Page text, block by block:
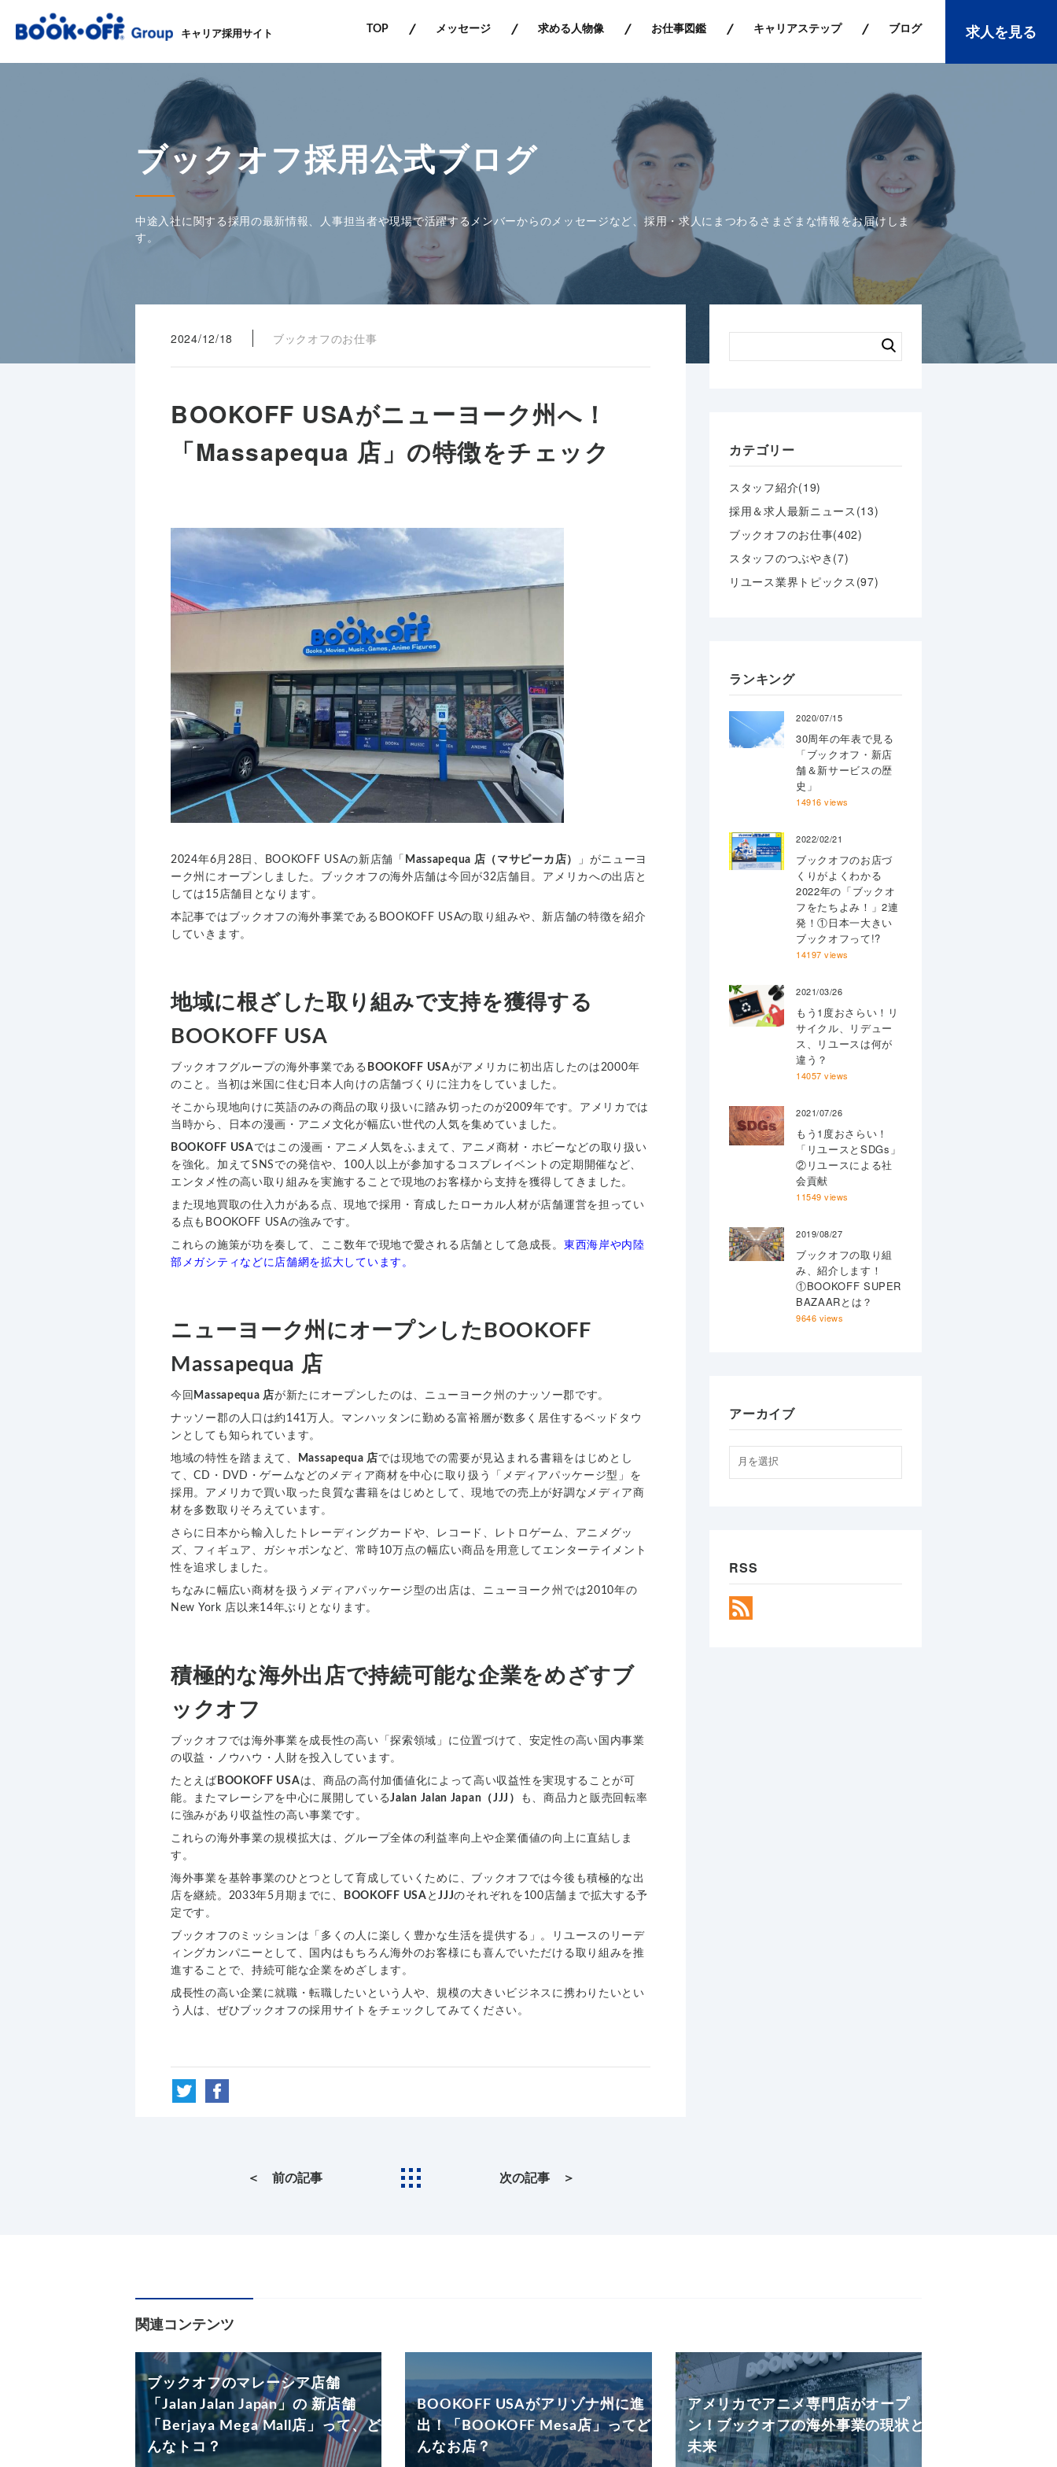
キャリア採用サイト TOP メッセージ 求める人物像 お仕事図鑑 キャリアステップ ブログ 求人を見る
ブックオフ採用公式ブログ
中途入社に関する採用の最新情報、人事担当者や現場で活躍するメンバーからのメッセージなど、採用・求人にまつわるさまざまな情報をお届けしま
す。
2024/12/18 ブックオフのお仕事
BOOKOFF USAがニューヨーク州へ！
「Massapequa 店」の特徴をチェック
2024年6月28日、BOOKOFF USAの新店舗「 Massapequa 店（マサピーカ店）
」がニューヨ
ーク州にオープンしました。ブックオフの海外店舗は今回が32店舗目。アメリカへの出店と
しては15店舗目となります。
本記事ではブックオフの海外事業であるBOOKOFF USAの取り組みや、新店舗の特徴を紹介
していきます。
地域に根ざした取り組みで支持を獲得する
BOOKOFF USA
ブックオフグループの海外事業である BOOKOFF USAがアメリカに初出店したのは2000年
のこと。当初は米国に住む日本人向けの店舗づくりに注力をしていました。
そこから現地向けに英語のみの商品の取り扱いに踏み切ったのが2009年です。アメリカでは
当時から、日本の漫画・アニメ文化が幅広い世代の人気を集めていました。
BOOKOFF USAではこの漫画・アニメ人気をふまえて、アニメ商材・ホビーなどの取り扱い
を強化。加えてSNSでの発信や、100人以上が参加するコスプレイベントの定期開催など、
エンタメ性の高い取り組みを実施することで現地のお客様から支持を獲得してきました。
また現地買取の仕入力がある点、現地で採用・育成したローカル人材が店舗運営を担ってい
る点もBOOKOFF USAの強みです。
これらの施策が功を奏して、ここ数年で現地で愛される店舗として急成長。 東西海岸や内陸
部メガシティなどに店舗網を拡大しています。
ニューヨーク州にオープンしたBOOKOFF
Massapequa 店
今回 Massapequa 店が新たにオープンしたのは、ニューヨーク州のナッソー郡です。
ナッソー郡の人口は約141万人。マンハッタンに勤める富裕層が数多く居住するベッドタウ
ンとしても知られています。
地域の特性を踏まえて、 Massapequa 店では現地での需要が見込まれる書籍をはじめとし
て、CD・DVD・ゲームなどのメディア商材を中心に取り扱う「メディアパッケージ型」を
採用。アメリカで買い取った良質な書籍をはじめとして、現地での売上が好調なメディア商
材を多数取りそろえています。
さらに日本から輸入したトレーディングカードや、レコード、レトロゲーム、アニメグッ
ズ、フィギュア、ガシャポンなど、常時10万点の幅広い商品を用意してエンターテイメント
性を追求しました。
ちなみに幅広い商材を扱うメディアパッケージ型の出店は、ニューヨーク州では2010年の
New York 店以来14年ぶりとなります。
積極的な海外出店で持続可能な企業をめざすブ
ックオフ
ブックオフでは海外事業を成長性の高い「探索領域」に位置づけて、安定性の高い国内事業
の収益・ノウハウ・人財を投入しています。
たとえば BOOKOFF USAは、商品の高付加価値化によって高い収益性を実現することが可
能。またマレーシアを中心に展開しているJalan Jalan Japan（JJJ）
も、商品力と販売回転率
に強みがあり収益性の高い事業です。
これらの海外事業の規模拡大は、グループ全体の利益率向上や企業価値の向上に直結しま
す。
海外事業を基幹事業のひとつとして育成していくために、ブックオフでは今後も積極的な出
店を継続。2033年5月期までに、
BOOKOFF USA とJJJのそれぞれを100店舗まで拡大する予
定です。
ブックオフのミッションは「多くの人に楽しく豊かな生活を提供する」。リユースのリーデ
ィングカンパニーとして、国内はもちろん海外のお客様にも喜んでいただける取り組みを推
進することで、持続可能な企業をめざします。
成長性の高い企業に就職・転職したいという人や、規模の大きいビジネスに携わりたいとい
う人は、ぜひブックオフの採用サイトをチェックしてみてください。
＜ 前の記事 次の記事 ＞
カテゴリー
スタッフ紹介(19)
採用＆求人最新ニュース(13)
ブックオフのお仕事(402)
スタッフのつぶやき(7)
リユース業界トピックス(97)
ランキング
2020/07/15
30周年の年表で見る
「ブックオフ・新店
舗＆新サービスの歴
史」
14916 views
2022/02/21
ブックオフのお店づ
くりがよくわかる
2022年の「ブックオ
フをたちよみ！」2連
発！①日本一大きい
ブックオフって!?
14197 views
2021/03/26
もう1度おさらい！リ
サイクル、リデュー
ス、リユースは何が
違う？
14057 views
2021/07/26
もう1度おさらい！
「リユースとSDGs」
②リユースによる社
会貢献
11549 views
2019/08/27
ブックオフの取り組
み、紹介します！
①BOOKOFF SUPER
BAZAARとは？
9646 views
アーカイブ
RSS
関連コンテンツ
ブックオフのマレーシア店舗
「Jalan Jalan Japan」の 新店舗
「Berjaya Mega Mall店」って、ど
んなトコ？
BOOKOFF USAがアリゾナ州に進
出！「BOOKOFF Mesa店」ってど
んなお店？
アメリカでアニメ専門店がオープ
ン！ブックオフの海外事業の現状と
未来